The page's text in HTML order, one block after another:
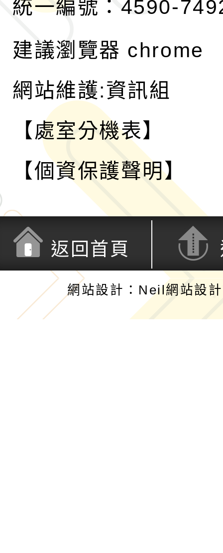
統一編號：4590-
建議瀏覽器 chrome
網站維護:資訊組
【處室分機表】
【個資保護聲明】
返回首頁
網站設計：Neil網站設